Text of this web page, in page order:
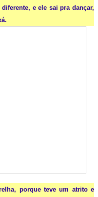
e ele sai pra dançar,
porque teve um atrito e